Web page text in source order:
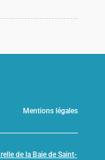
Mentions légales
de la Baie de Saint-